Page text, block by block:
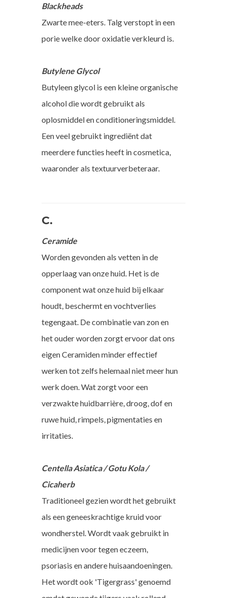
Blackheads
Zwarte mee-eters. Talg verstopt in een
porie welke door oxidatie verkleurd is.
Butylene Glycol
Butyleen glycol is een kleine organische
alcohol die wordt gebruikt als
oplosmiddel en conditioneringsmiddel.
Een veel gebruikt ingrediënt dat
meerdere functies heeft in cosmetica,
waaronder als textuurverbeteraar.
C.
Ceramide
Worden gevonden als vetten in de
opperlaag van onze huid. Het is de
component wat onze huid bij elkaar
houdt, beschermt en vochtverlies
tegengaat. De combinatie van zon en
het ouder worden zorgt ervoor dat ons
eigen Ceramiden minder effectief
werken tot zelfs helemaal niet meer hun
werk doen. Wat zorgt voor een
verzwakte huidbarrière, droog, dof en
ruwe huid, rimpels, pigmentaties en
irritaties.
Centella Asiatica / Gotu Kola /
Cicaherb
Traditioneel gezien wordt het gebruikt
als een geneeskrachtige kruid voor
wondherstel. Wordt vaak gebruikt in
medicijnen voor tegen eczeem,
psoriasis en andere huisaandoeningen.
Het wordt ook 'Tigergrass' genoemd